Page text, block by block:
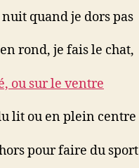
quand je dors pas
rond, je fais le chat,
ou sur le ventre
lit ou en plein centre
pour faire du sport